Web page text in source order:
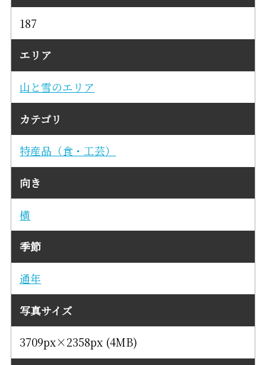
187
エリア
山と雪のエリア
カテゴリ
特産品（食・工芸）
向き
横
季節
通年
写真サイズ
3709px×2358px (4MB)